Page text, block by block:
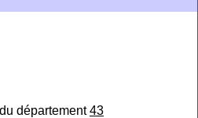
département43